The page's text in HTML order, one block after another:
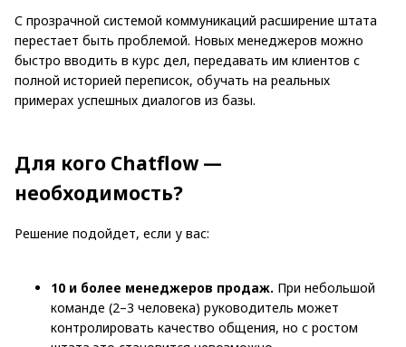
С прозрачной системой коммуникаций расширение штата
перестает быть проблемой. Новых менеджеров можно
быстро вводить в курс дел, передавать им клиентов с
полной историей переписок, обучать на реальных
примерах успешных диалогов из базы.
Для кого Chatflow —
необходимость?
Решение подойдет, если у вас:
10 и более менеджеров продаж. При небольшой
команде (2–3 человека) руководитель может
контролировать качество общения, но с ростом